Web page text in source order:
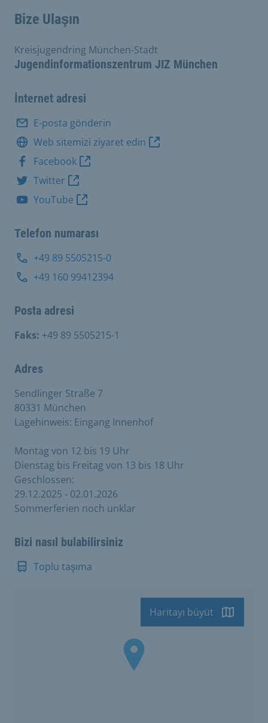
Bize Ulaşın
Jugendinformationszentrum JIZ München
Kreisjugendring München-Stadt
İnternet adresi
E-posta gönderin
Web sitemizi ziyaret edin
Facebook
Twitter
YouTube
Telefon numarası
+49 89 5505215-0
+49 160 99412394
Posta adresi
Faks: +49 89 5505215-1
Adres
Sendlinger Straße 7
80331 München
Lagehinweis: Eingang Innenhof
Montag von 12 bis 19 Uhr
Dienstag bis Freitag von 13 bis 18 Uhr
Geschlossen:
29.12.2025 - 02.01.2026
Sommerferien noch unklar
Bizi nasıl bulabilirsiniz
Toplu taşıma
Haritayı büyüt